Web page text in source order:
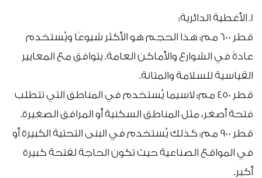
1. الأغطية الدائرية:
قطر 600 مم: هذا الحجم هو الأكثر شيوعًا ويُستخدم
عادةً في الشوارع والأماكن العامة. يتوافق مع المعايير
القياسية للسلامة والمتانة.
قطر 450 مم: لاسيما يُستخدم في المناطق التي تتطلب
فتحة أصغر، مثل المناطق السكنية أو المرافق الصغيرة.
قطر 900 مم: كذلك يُستخدم في البنى التحتية الكبيرة أو
في المواقع الصناعية حيث تكون الحاجة لفتحة كبيرة
أكبر.